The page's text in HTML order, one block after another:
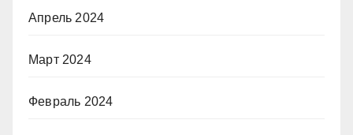
Апрель 2024
Март 2024
Февраль 2024